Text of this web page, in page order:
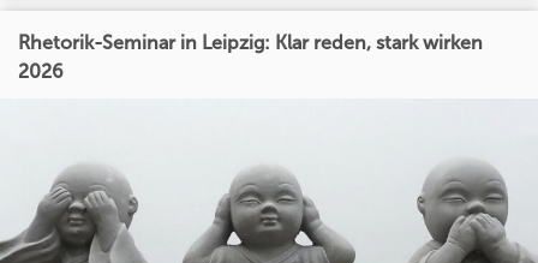
Rhetorik-Seminar in Leipzig: Klar reden, stark wirken
2026